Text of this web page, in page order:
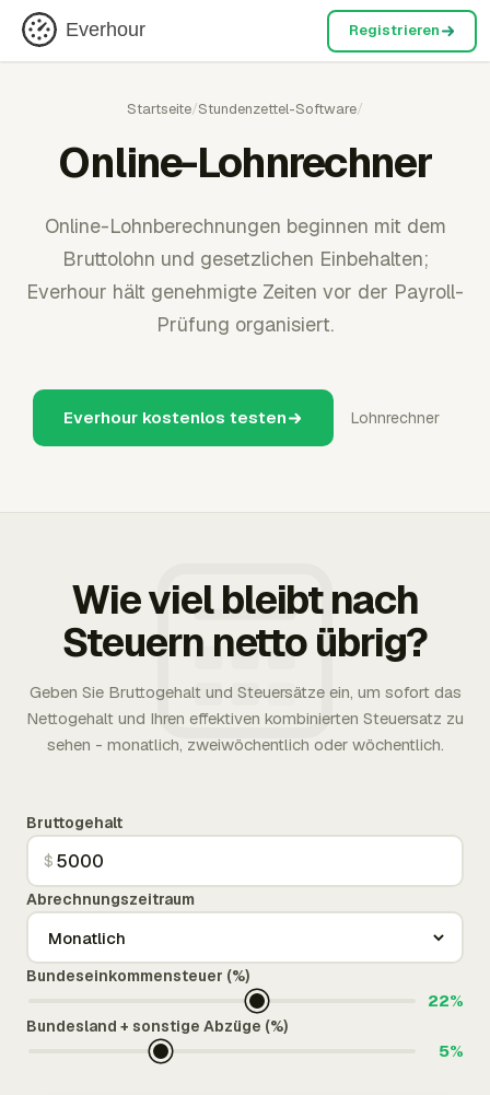
Everhour Registrieren
Startseite/Stundenzettel-Software/
Online-Lohnrechner
Online-Lohnberechnungen beginnen mit dem
Bruttolohn und gesetzlichen Einbehalten;
Everhour hält genehmigte Zeiten vor der Payroll-
Prüfung organisiert.
Everhour kostenlos testen Lohnrechner
Wie viel bleibt nach
Steuern netto übrig?
Geben Sie Bruttogehalt und Steuersätze ein, um sofort das
Nettogehalt und Ihren effektiven kombinierten Steuersatz zu
sehen - monatlich, zweiwöchentlich oder wöchentlich.
Bruttogehalt
$
Abrechnungszeitraum
Bundeseinkommensteuer (%)
22%
Bundesland + sonstige Abzüge (%)
5%